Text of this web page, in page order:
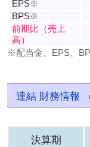
EPS※
BPS※
前期比（売上
高）
※配当金、EPS、
連結 財務情報
決算期